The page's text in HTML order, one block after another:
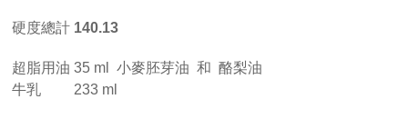
硬度總計 140.13
超脂用油 35 ml 小麥胚芽油 和 酪梨油
牛乳
233 ml